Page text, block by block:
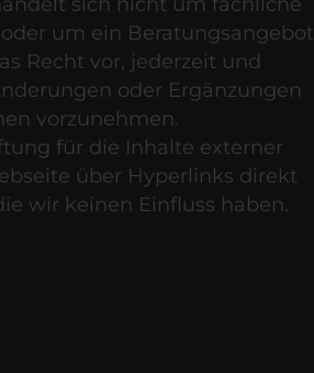
um ein Beratungsangebot
Recht vor, jederzeit und
oder Ergänzungen
vorzunehmen.
für die Inhalte externer
über Hyperlinks direkt
wir keinen Einfluss haben.